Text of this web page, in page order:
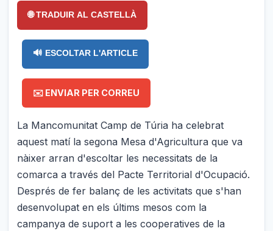
🌐 TRADUIR AL CASTELLÀ
🔊 ESCOLTAR L'ARTICLE
✉️ ENVIAR PER CORREU
La Mancomunitat Camp de Túria ha celebrat
aquest matí la segona Mesa d'Agricultura que va
nàixer arran d'escoltar les necessitats de la
comarca a través del Pacte Territorial d'Ocupació.
Després de fer balanç de les activitats que s'han
desenvolupat en els últims mesos com la
campanya de suport a les cooperatives de la